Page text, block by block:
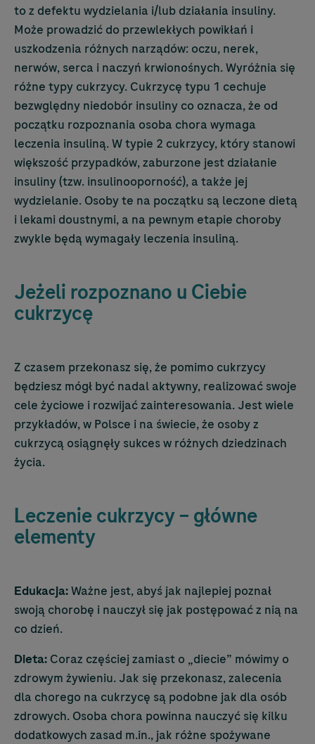
to z defektu wydzielania i/lub działania insuliny.
Może prowadzić do przewlekłych powikłań i
uszkodzenia różnych narządów: oczu, nerek,
nerwów, serca i naczyń krwionośnych. Wyróżnia się
różne typy cukrzycy. Cukrzycę typu 1 cechuje
bezwględny niedobór insuliny co oznacza, że od
początku rozpoznania osoba chora wymaga
leczenia insuliną. W typie 2 cukrzycy, który stanowi
większość przypadków, zaburzone jest działanie
insuliny (tzw. insulinooporność), a także jej
wydzielanie. Osoby te na początku są leczone dietą
i lekami doustnymi, a na pewnym etapie choroby
zwykle będą wymagały leczenia insuliną.
Jeżeli rozpoznano u Ciebie
cukrzycę
Z czasem przekonasz się, że pomimo cukrzycy
będziesz mógł być nadal aktywny, realizować swoje
cele życiowe i rozwijać zainteresowania. Jest wiele
przykładów, w Polsce i na świecie, że osoby z
cukrzycą osiągnęły sukces w różnych dziedzinach
życia.
Leczenie cukrzycy – główne
elementy
Edukacja:Ważne jest, abyś jak najlepiej poznał
swoją chorobę i nauczył się jak postępować z nią na
co dzień.
Dieta: Coraz częściej zamiast o „diecie” mówimy o
zdrowym żywieniu. Jak się przekonasz, zalecenia
dla chorego na cukrzycę są podobne jak dla osób
zdrowych. Osoba chora powinna nauczyć się kilku
dodatkowych zasad m.in., jak różne spożywane